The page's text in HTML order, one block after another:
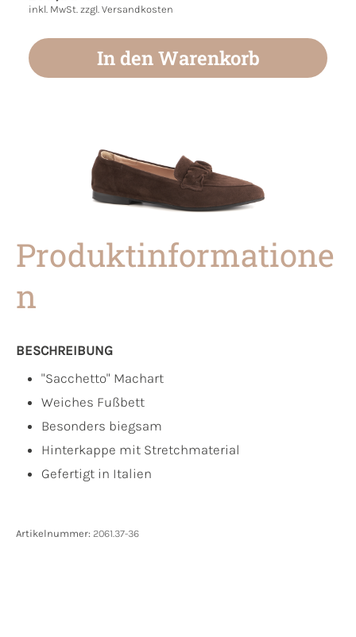
inkl. MwSt. zzgl. Versandkosten
In den Warenkorb
Produktinformatione
n
BESCHREIBUNG
"Sacchetto" Machart
Weiches Fußbett
Besonders biegsam
Hinterkappe mit Stretchmaterial
Gefertigt in Italien
Artikelnummer: 2061.37-36